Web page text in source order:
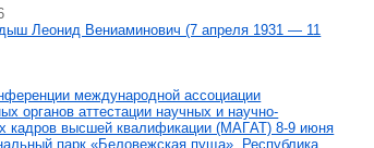
Леонид Вениаминович (7 апреля 1931 — 11
международной ассоциации
органов аттестации научных и научно-
кадров высшей квалификации (МАГAT) 8-9 июня
парк «Беловежская пуща», Республика